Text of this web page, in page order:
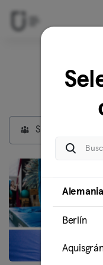
Socios privados
Alemania
Berlín